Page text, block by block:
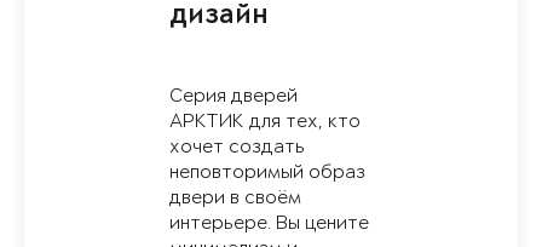
дизайн
Серия дверей
АРКТИК для тех, кто
хочет создать
неповторимый образ
двери в своём
интерьере. Вы цените